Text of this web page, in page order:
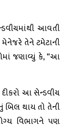
આવતી
તેને ટમેટાની
જણાવ્યું કે, “આ
દીકરો આ સેન્ડવીચ
બિલ થાય તો તેની
વિભાગને પણ